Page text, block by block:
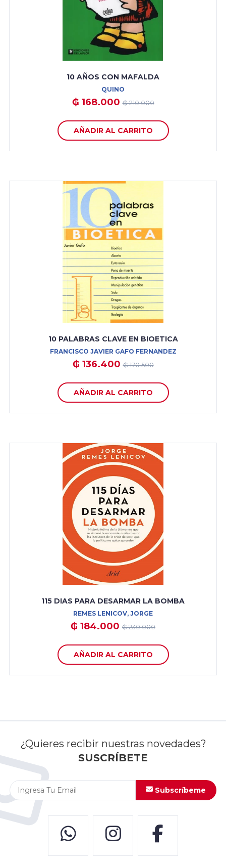
10 AÑOS CON MAFALDA
QUINO
₲ 168.000₲ 210.000
AÑADIR AL CARRITO
10 PALABRAS CLAVE EN BIOETICA
FRANCISCO JAVIER GAFO FERNANDEZ
₲ 136.400₲ 170.500
AÑADIR AL CARRITO
115 DIAS PARA DESARMAR LA BOMBA
REMES LENICOV, JORGE
₲ 184.000 ₲ 230.000
AÑADIR AL CARRITO
¿Quieres recibir nuestras novedades?
SUSCRÍBETE
Subscríbeme